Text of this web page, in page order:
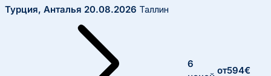
Турция, Анталья 20.08.2026 Таллин
6
от594€